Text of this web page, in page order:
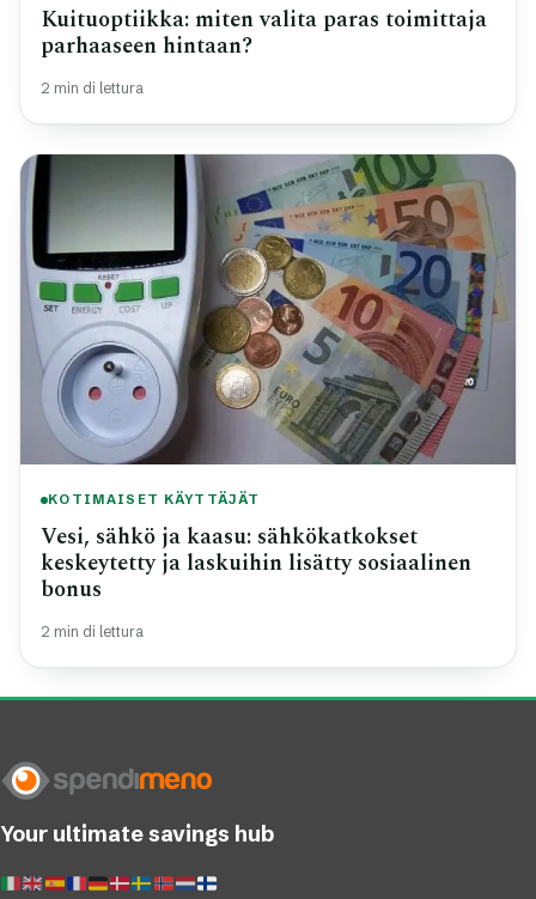
Kuituoptiikka: miten valita paras toimittaja
parhaaseen hintaan?
2 min di lettura
KOTIMAISET KÄYTTÄJÄT
Vesi, sähkö ja kaasu: sähkökatkokset
keskeytetty ja laskuihin lisätty sosiaalinen
bonus
2 min di lettura
Your ultimate savings hub